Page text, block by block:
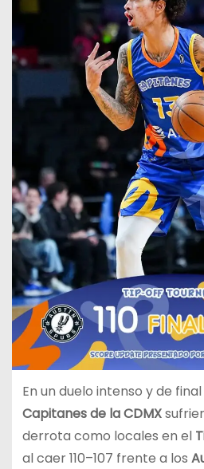
En un duelo intenso y de
Capitanes de la CDMX
derrota como locales en el
al caer 110–107 frente a los